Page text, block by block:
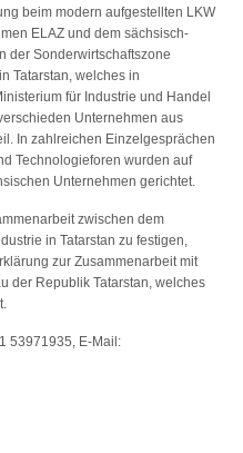
beim modern aufgestellten LKW
ELAZ und dem sächsisch-
der Sonderwirtschaftszone
Tatarstan, welches in
für Industrie und Handel
Unternehmen aus
In zahlreichen Einzelgesprächen
Technologieforen wurden auf
Unternehmen gerichtet.
zwischen dem
in Tatarstan zu festigen,
zur Zusammenarbeit mit
der Republik Tatarstan, welches
53971935, E-Mail: